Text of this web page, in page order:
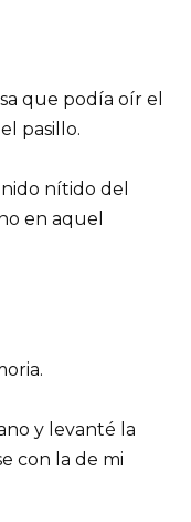
que podía oír el
pasillo.
nítido del
en aquel
y levanté la
con la de mi